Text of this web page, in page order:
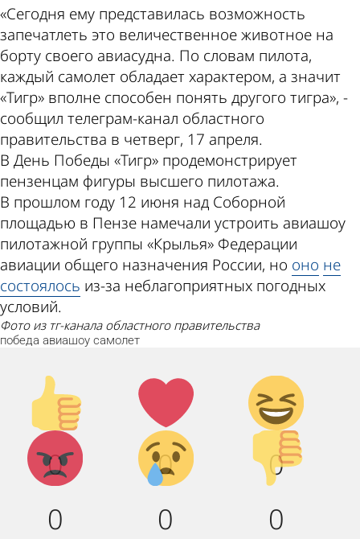
«Сегодня ему представилась возможность
запечатлеть это величественное животное на
борту своего авиасудна. По словам пилота,
каждый самолет обладает характером, а значит
«Тигр» вполне способен понять другого тигра», -
сообщил телеграм-канал областного
правительства в четверг, 17 апреля.
В День Победы «Тигр» продемонстрирует
пензенцам фигуры высшего пилотажа.
В прошлом году 12 июня над Соборной
площадью в Пензе намечали устроить авиашоу
пилотажной группы «Крылья» Федерации
авиации общего назначения России, но оно не
состоялось из-за неблагоприятных погодных
условий.
фото из тг-канала областного правительства
победа авиашоу самолет
Палец
вверх!
0
Лайк!
0
Дикий
смех!
0
Агрессия!
0
Грусть :
(
0
Палец
вниз!
0